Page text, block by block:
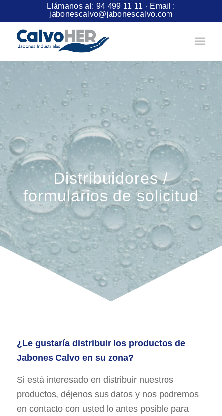
Llámanos al: 94 499 11 11 · Email :
jabonescalvo@jabonescalvo.com
Distribuidores /
formularios de solicitud
¿Le gustaría distribuir los productos de
Jabones Calvo en su zona?
Si está interesado en distribuir nuestros
productos, déjenos sus datos y nos podremos
en contacto con usted lo antes posible para